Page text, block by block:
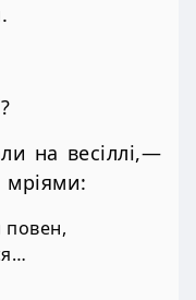
на весіллі,—
повен,